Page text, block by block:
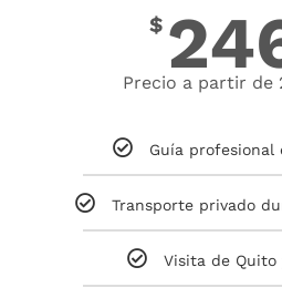
$
Precio a partir de
Guía profesional
Transporte privado
Visita de Quito